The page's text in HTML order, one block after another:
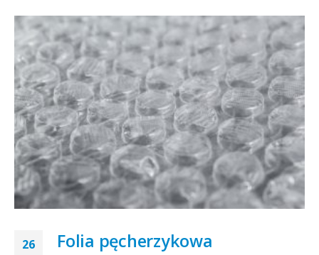
26 Folia pęcherzykowa